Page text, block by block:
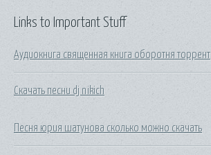
Links to Important Stuff
Аудиокнига священная книга оборотня торрент
Скачать песни dj nikich
Песня юрия шатунова сколько можно скачать